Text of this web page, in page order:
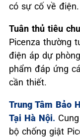
có sự cố về điện.
Tuân thủ tiêu
Picenza thường
điện áp dự
phẩm đáp ứng
cần thiết.
Trung Tâm Bảo
Tại Hà Nội.
bộ chống giật